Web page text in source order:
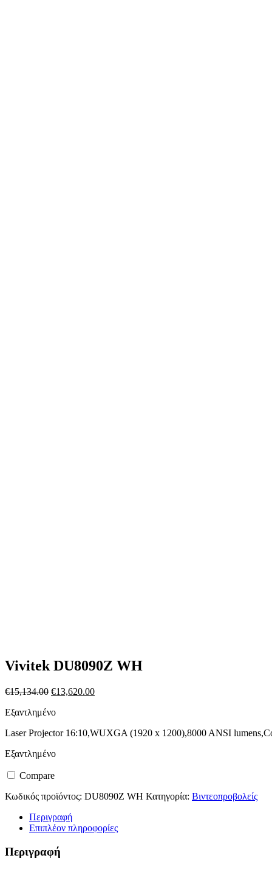
Vivitek DU8090Z WH
€15,134.00 Original
was:
€13,620.00Η
€13,620.00.
Εξαντλημένο
Laser Projector 16:10,WUXGA (1920 x 1200),8000 ANSI
Εξαντλημένο
Compare
Κωδικός προϊόντος: DU8090Z WH Κατηγορία: Βιντεοπροβολείς
Περιγραφή
Επιπλέον πληροφορίες
Περιγραφή